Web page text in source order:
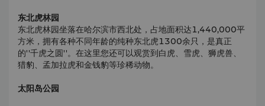
东北虎林园
东北虎林园坐落在哈尔滨市西北处，占地面积达1,440,000平
方米，拥有各种不同年龄的纯种东北虎1300余只，是真正
的''千虎之圆''。在这里您还可以观赏到白虎、雪虎、狮虎兽、
猎豹、孟加拉虎和金钱豹等珍稀动物。
太阳岛公园